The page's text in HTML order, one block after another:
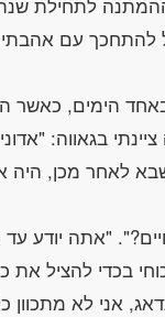
לתחילת
הימים, כאשר
בגאווה:
לאחר מכן, היה
"אתה יודע
בכדי להציל את
אני לא מתכוון